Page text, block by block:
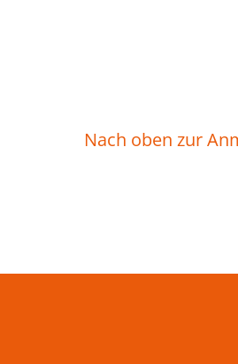
Nach oben zur